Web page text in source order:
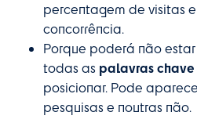
percentagem de visitas
concorrência.
Porque poderá não estar
todas as palavras chave
posicionar. Pode
pesquisas e noutras não.